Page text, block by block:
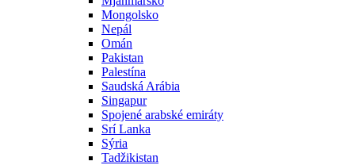
Mongolsko
Nepál
Omán
Pakistan
Palestína
Saudská Arábia
Singapur
Spojené arabské emiráty
Srí Lanka
Sýria
Tadžikistan